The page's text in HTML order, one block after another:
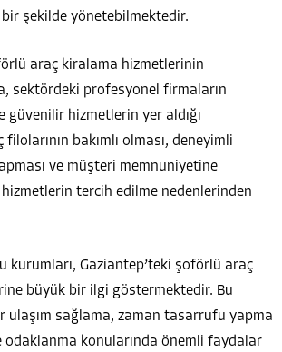
bir şekilde yönetebilmektedir.
araç kiralama hizmetlerinin
sektördeki profesyonel firmaların
güvenilir hizmetlerin yer aldığı
bakımlı olması, deneyimli
ve müşteri memnuniyetine
hizmetlerin tercih edilme nedenlerinden
kurumları, Gaziantep’teki şoförlü araç
büyük bir ilgi göstermektedir. Bu
ulaşım sağlama, zaman tasarrufu yapma
konularında önemli faydalar